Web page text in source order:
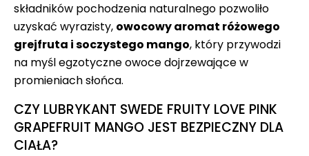
składników pochodzenia naturalnego pozwoliło
uzyskać wyrazisty, owocowy aromat różowego
grejfruta i soczystego mango, który przywodzi
na myśl egzotyczne owoce dojrzewające w
promieniach słońca.
CZY LUBRYKANT SWEDE FRUITY LOVE PINK
GRAPEFRUIT MANGO JEST BEZPIECZNY DLA
CIAŁA?